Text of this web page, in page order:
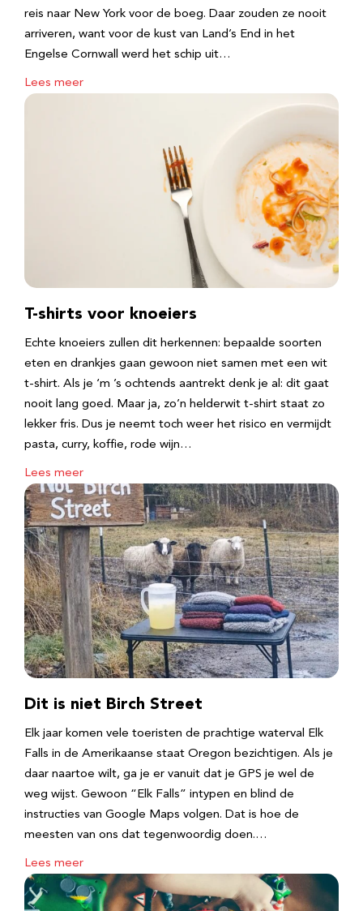
reis naar New York voor de boeg. Daar zouden ze nooit
arriveren, want voor de kust van Land’s End in het
Engelse Cornwall werd het schip uit…
Lees meer
T-shirts voor knoeiers
Echte knoeiers zullen dit herkennen: bepaalde soorten
eten en drankjes gaan gewoon niet samen met een wit
t-shirt. Als je ‘m ’s ochtends aantrekt denk je al: dit gaat
nooit lang goed. Maar ja, zo’n helderwit t-shirt staat zo
lekker fris. Dus je neemt toch weer het risico en vermijdt
pasta, curry, koffie, rode wijn…
Lees meer
Dit is niet Birch Street
Elk jaar komen vele toeristen de prachtige waterval Elk
Falls in de Amerikaanse staat Oregon bezichtigen. Als je
daar naartoe wilt, ga je er vanuit dat je GPS je wel de
weg wijst. Gewoon “Elk Falls” intypen en blind de
instructies van Google Maps volgen. Dat is hoe de
meesten van ons dat tegenwoordig doen.…
Lees meer